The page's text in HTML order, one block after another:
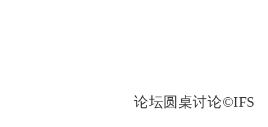
论坛圆桌讨论©IFS